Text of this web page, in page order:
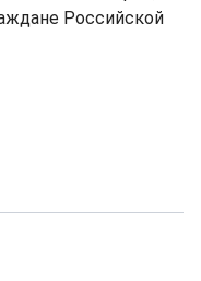
Российской